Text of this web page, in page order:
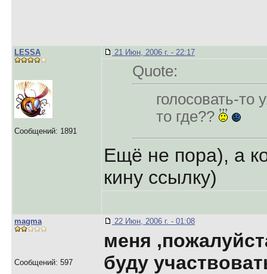
LESSA
Сообщений: 1891
21 Июн, 2006 г. - 22:17
Quote:
голосовать-то
то где??
Ещё не пора), а
кину ссылку)
magma
Сообщений: 597
22 Июн, 2006 г. - 01:08
меня
буду